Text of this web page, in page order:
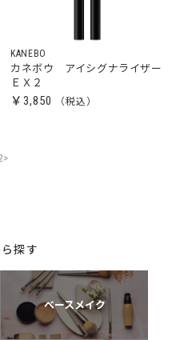
KANEBO
カネボウ アイシグナライザー
ＥＸ２
￥3,850
>
探す
ベースメイク